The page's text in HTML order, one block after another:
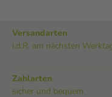
Versandarten
i.d.R. am nächsten
Zahlarten
sicher und bequem